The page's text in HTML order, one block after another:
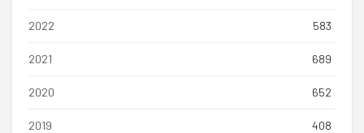
2022 583
2021 689
2020 652
2019 408